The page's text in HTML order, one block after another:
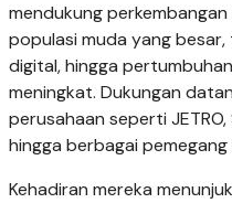
mendukung
populasi muda yang
digital, hingga
meningkat. Dukungan
perusahaan seperti
hingga berbagai pemegang
Kehadiran mereka